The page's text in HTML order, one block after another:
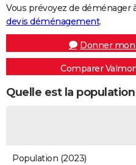
Vous prévoyez de déménager
devis déménagement.
Donner mon
Comparer
Quelle est la
Population (2023)